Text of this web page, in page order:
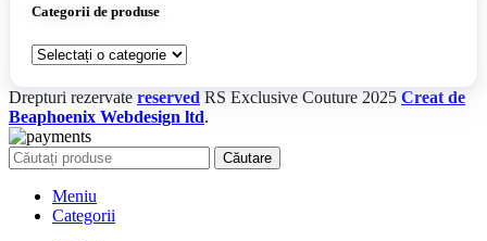
Categorii de produse
Drepturi rezervate reserved RS Exclusive Couture 2025 Creat de
Beaphoenix Webdesign ltd.
Căutare
Meniu
Categorii